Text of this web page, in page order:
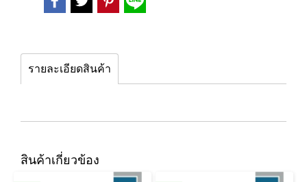
รายละเอียดสินค้า
สินค้าเกี่ยวข้อง